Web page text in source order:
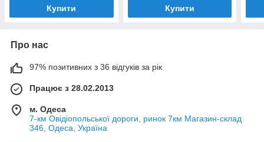
Купити Купити
Про нас
97% позитивних з 36 відгуків за рік
Працює з 28.02.2013
м. Одеса
7-км Овідіопольської дороги, ринок 7км Магазин-склад
346, Одеса, Україна